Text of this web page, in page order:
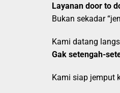
Layanan door to
Bukan sekadar
Kami datang
Gak setengah-
Kami siap jemput